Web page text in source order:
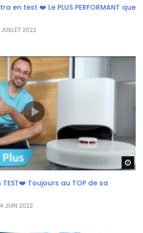
en test ❤️ Le PLUS PERFORMANT que
2022
TEST❤️ Toujours au TOP de sa
JUIN 2022